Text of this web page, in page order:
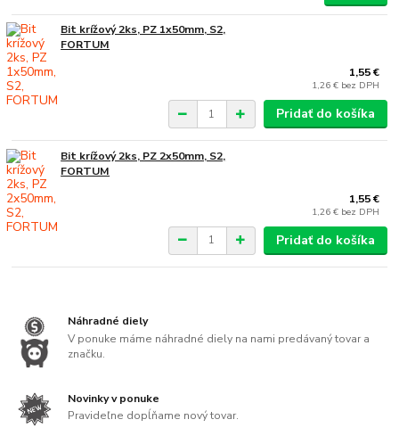
Bit krížový 2ks, PZ 1x50mm, S2,
FORTUM
1,55 €
1,26 € bez DPH
Pridať do košíka
Bit krížový 2ks, PZ 2x50mm, S2,
FORTUM
1,55 €
1,26 € bez DPH
Pridať do košíka
Náhradné diely
V ponuke máme náhradné diely na nami predávaný tovar a
značku.
Novinky v ponuke
Pravideľne dopĺňame nový tovar.